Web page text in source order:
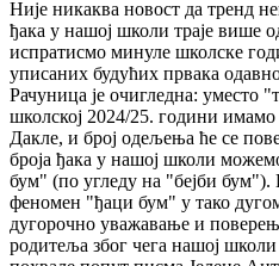
Није никаква новост да тренд
ђака у нашој школи траје више
испратисмо минуле школске
уписаних будућих првака
Рачуница је очигледна: уместо
школској 2024/25. години
Дакле, и број одељења ће се
броја ђака у нашој школи
бум" (по угледу на "бејби бум").
феномен "ђаци бум" у тако
дугорочно уважавање и
родитеља због чега нашој